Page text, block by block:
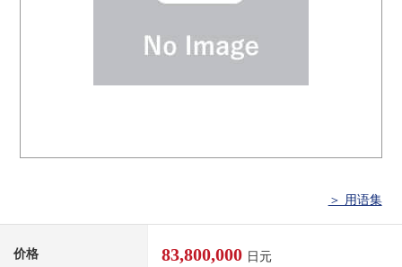
＞ 用语集
价格 83,800,000 日元